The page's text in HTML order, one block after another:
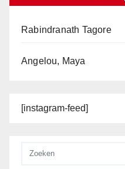
Rabindranath Tagore
Angelou, Maya
[instagram-feed]